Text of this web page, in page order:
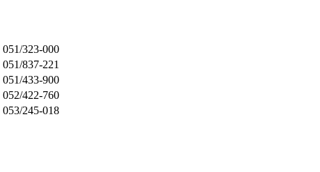
051/323-000
051/837-221
051/433-900
052/422-760
053/245-018